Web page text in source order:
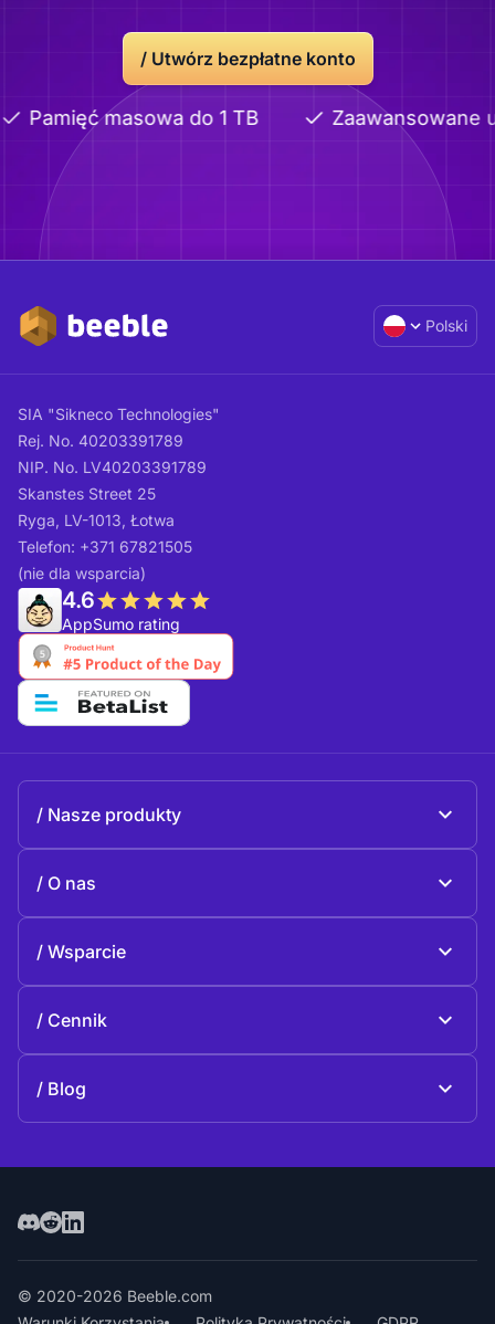
/ Utwórz bezpłatne konto
masowa do 1 TB Zaawansowane
Polski
SIA "Sikneco Technologies"
Rej. No. 40203391789
NIP. No. LV40203391789
Skanstes Street 25
Ryga, LV-1013, Łotwa
Telefon: +371 67821505
(nie dla wsparcia)
4.6
AppSumo rating
Nasze produkty
O nas
Historia
Wsparcie
kontakt
Cennik
Blog
© 2020-2026 Beeble.com